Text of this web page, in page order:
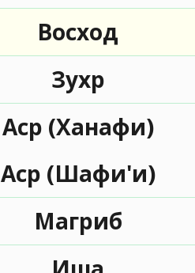
Восход
Зухр
Аср (Ханафи)
Аср (Шафи'и)
Магриб